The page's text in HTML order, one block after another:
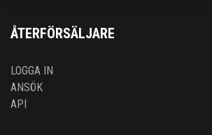
ÅTERFÖRSÄLJARE
LOGGA IN
ANSÖK
API